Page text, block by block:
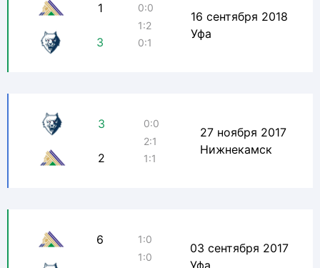
1
3
0:0
1:2
0:1
16 сентября 2018
Уфа
3
2
0:0
2:1
1:1
27 ноября 2017
Нижнекамск
6
1:0
1:0
03 сентября 2017
Уфа